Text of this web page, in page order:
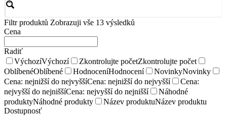
Filtr produktů Zobrazuji vše 13 výsledků
Cena
Radiť
VýchozíVýchozí Zkontrolujte početZkontrolujte počet
OblíbenéOblíbené HodnoceníHodnocení NovinkyNovinky
Cena: nejnižší do nejvyššíCena: nejnižší do nejvyšší
Cena:
nejvyšší do nejniššíCena: nejvyšší do nejnišší
Náhodné
produktyNáhodné produkty Název produktuNázev produktu
Dostupnosť